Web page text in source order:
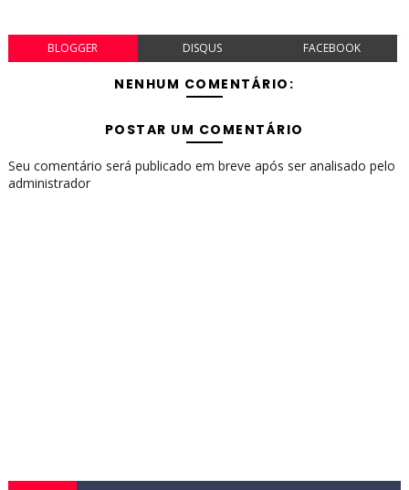
BLOGGER DISQUS FACEBOOK
NENHUM COMENTÁRIO:
POSTAR UM COMENTÁRIO
Seu comentário será publicado em breve após ser analisado pelo
administrador